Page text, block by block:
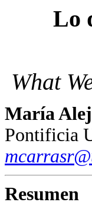
Lo
What
María
Pontificia
Resumen